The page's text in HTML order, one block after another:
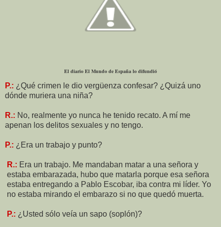
El diario El Mundo de España lo difundió
P.: ¿Qué crimen le dio vergüenza confesar? ¿Quizá uno
dónde muriera una niña?
R.: No, realmente yo nunca he tenido recato. A mí me
apenan los delitos sexuales y no tengo.
P.: ¿Era un trabajo y punto?
R.: Era un trabajo. Me mandaban matar a una señora y
estaba embarazada, hubo que matarla porque esa señora
estaba entregando a Pablo Escobar, iba contra mi líder. Yo
no estaba mirando el embarazo si no que quedó muerta.
P.: ¿Usted sólo veía un sapo (soplón)?